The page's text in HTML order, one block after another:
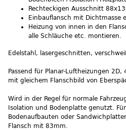
Rechteckigen Ausschnitt
Einbauflansch mit Dichtmasse
Heizung von innen in den
alle Schläuche etc. montieren.
Edelstahl, lasergeschnitten,
Passend für Planar-Luftheizungen
mit gleichem Flanschbild von
Wird in der Regel für normale
Isolation und Bodenplatte genutzt.
Bodenaufbauten oder
Flansch mit 83mm.